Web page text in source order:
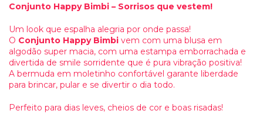
Conjunto Happy Bimbi – Sorrisos que vestem!
Um look que espalha alegria por onde passa!
O Conjunto Happy Bimbi vem com uma blusa em
algodão super macia, com uma estampa emborrachada e
divertida de smile sorridente que é pura vibração positiva!
A bermuda em moletinho confortável garante liberdade
para brincar, pular e se divertir o dia todo.
Perfeito para dias leves, cheios de cor e boas risadas!